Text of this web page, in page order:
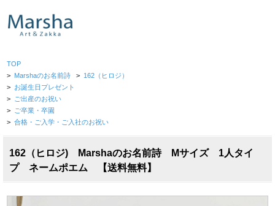
TOP
> Marshaのお名前詩 > 162（ヒロジ）
> お誕生日プレゼント
> ご出産のお祝い
> ご卒業・卒園
> 合格・ご入学・ご入社のお祝い
162（ヒロジ) Marshaのお名前詩 Mサイズ 1人タイ
プ ネームポエム 【送料無料】